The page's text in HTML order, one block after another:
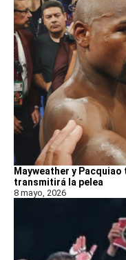
Mayweather y
transmitirá la pelea
8 mayo, 2026